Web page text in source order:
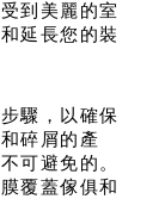
到美麗的室
延長您的裝
驟，以確保
碎屑的產
可避免的。
覆蓋傢俱和